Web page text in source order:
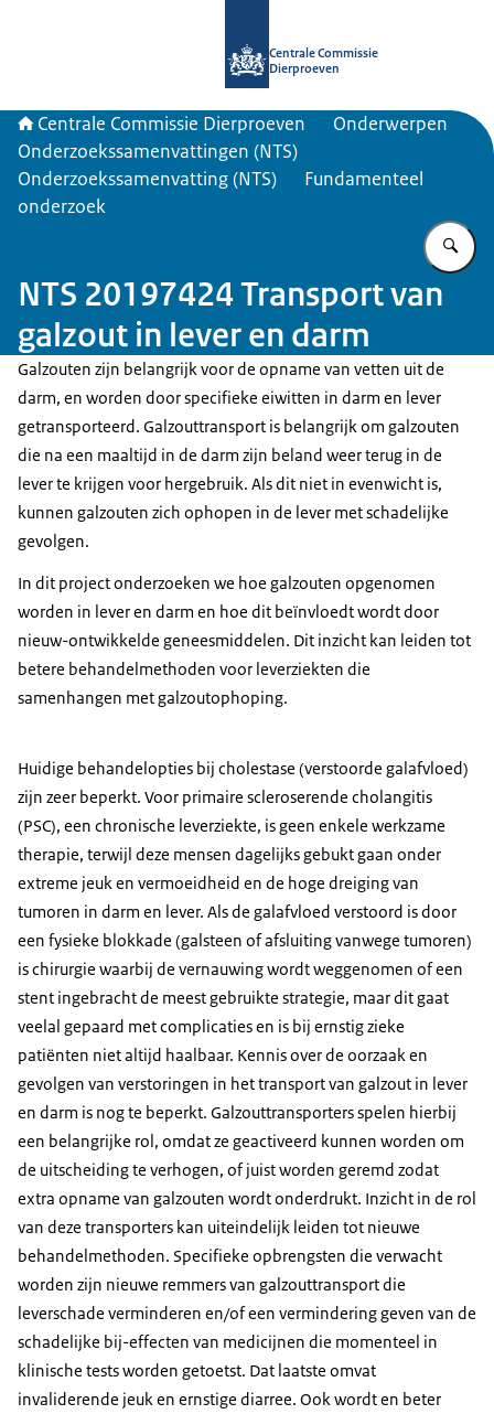
Centrale Commissie
Dierproeven
Centrale Commissie Dierproeven
Onderwerpen
Onderzoekssamenvattingen (NTS)
Onderzoekssamenvatting (NTS)
Fundamenteel
onderzoek
NTS 20197424 Transport van
galzout in lever en darm
Galzouten zijn belangrijk voor de opname van vetten uit de
darm, en worden door specifieke eiwitten in darm en lever
getransporteerd. Galzouttransport is belangrijk om galzouten
die na een maaltijd in de darm zijn beland weer terug in de
lever te krijgen voor hergebruik. Als dit niet in evenwicht is,
kunnen galzouten zich ophopen in de lever met schadelijke
gevolgen.
In dit project onderzoeken we hoe galzouten opgenomen
worden in lever en darm en hoe dit beïnvloedt wordt door
nieuw-ontwikkelde geneesmiddelen. Dit inzicht kan leiden tot
betere behandelmethoden voor leverziekten die
samenhangen met galzoutophoping.
Huidige behandelopties bij cholestase (verstoorde galafvloed)
zijn zeer beperkt. Voor primaire scleroserende cholangitis
(PSC), een chronische leverziekte, is geen enkele werkzame
therapie, terwijl deze mensen dagelijks gebukt gaan onder
extreme jeuk en vermoeidheid en de hoge dreiging van
tumoren in darm en lever. Als de galafvloed verstoord is door
een fysieke blokkade (galsteen of afsluiting vanwege tumoren)
is chirurgie waarbij de vernauwing wordt weggenomen of een
stent ingebracht de meest gebruikte strategie, maar dit gaat
veelal gepaard met complicaties en is bij ernstig zieke
patiënten niet altijd haalbaar. Kennis over de oorzaak en
gevolgen van verstoringen in het transport van galzout in lever
en darm is nog te beperkt. Galzouttransporters spelen hierbij
een belangrijke rol, omdat ze geactiveerd kunnen worden om
de uitscheiding te verhogen, of juist worden geremd zodat
extra opname van galzouten wordt onderdrukt. Inzicht in de rol
van deze transporters kan uiteindelijk leiden tot nieuwe
behandelmethoden. Specifieke opbrengsten die verwacht
worden zijn nieuwe remmers van galzouttransport die
leverschade verminderen en/of een vermindering geven van de
schadelijke bij-effecten van medicijnen die momenteel in
klinische tests worden getoetst. Dat laatste omvat
invaliderende jeuk en ernstige diarree. Ook wordt en beter